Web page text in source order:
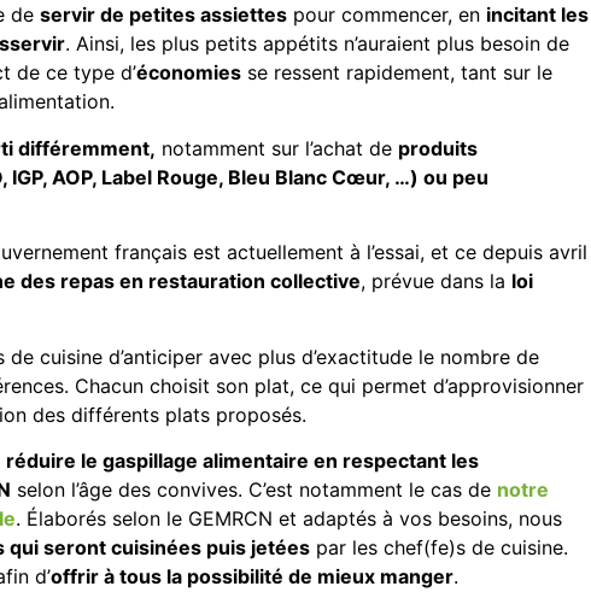
de servir de petites assiettes pour commencer, en incitant les
. Ainsi, les plus petits appétits n’auraient plus besoin de
de ce type d’économies se ressent rapidement, tant sur le
différemment, notamment sur l’achat de produits
AOP, Label Rouge, Bleu Blanc Cœur, …) ou peu
français est actuellement à l’essai, et ce depuis avril
des repas en restauration collective, prévue dans la loi
cuisine d’anticiper avec plus d’exactitude le nombre de
Chacun choisit son plat, ce qui permet d’approvisionner
des différents plats proposés.
réduire le gaspillage alimentaire en respectant les
selon l’âge des convives. C’est notamment le cas de notre
. Élaborés selon le GEMRCN et adaptés à vos besoins, nous
qui seront cuisinées puis jetées par les chef(fe)s de cuisine.
d’offrir à tous la possibilité de mieux manger.